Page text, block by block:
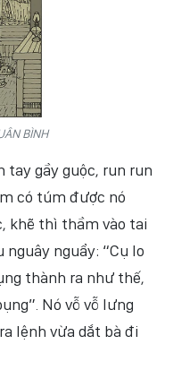
BÌNH
tay gầy guộc, run run
có túm được nó
khẽ thì thầm vào tai
nguẩy: “Cụ lo
thành ra như thế,
Nó vỗ vỗ lưng
lệnh vừa dắt bà đi